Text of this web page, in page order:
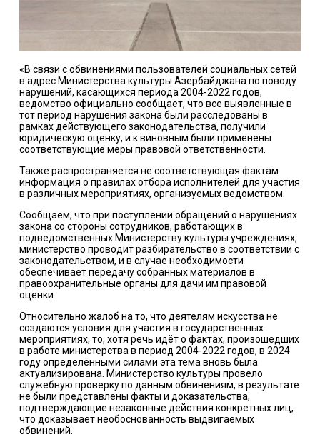
«В связи с обвинениями пользователей социальных сетей
в адрес Министерства культуры Азербайджана по поводу
нарушений, касающихся периода 2004-2022 годов,
ведомство официально сообщает, что все выявленные в
тот период нарушения закона были расследованы в
рамках действующего законодательства, получили
юридическую оценку, и к виновным были применены
соответствующие меры правовой ответственности.
Также распространяется не соответствующая фактам
информация о правилах отбора исполнителей для участия
в различных мероприятиях, организуемых ведомством.
Сообщаем, что при поступлении обращений о нарушениях
закона со стороны сотрудников, работающих в
подведомственных Министерству культуры учреждениях,
министерство проводит разбирательство в соответствии с
законодательством, и в случае необходимости
обеспечивает передачу собранных материалов в
правоохранительные органы для дачи им правовой
оценки.
Относительно жалоб на то, что деятелям искусства не
создаются условия для участия в государственных
мероприятиях, то, хотя речь идёт о фактах, произошедших
в работе министерства в период 2004-2022 годов, в 2024
году определёнными силами эта тема вновь была
актуализирована. Министерство культуры провело
служебную проверку по данным обвинениям, в результате
не были представлены факты и доказательства,
подтверждающие незаконные действия конкретных лиц,
что доказывает необоснованность выдвигаемых
обвинений.